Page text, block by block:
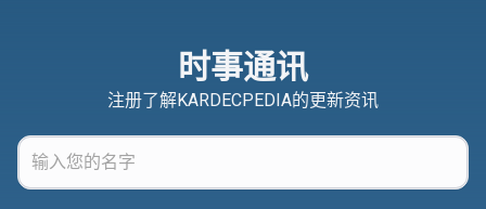
时事通讯
注册了解KARDECPEDIA的更新资讯